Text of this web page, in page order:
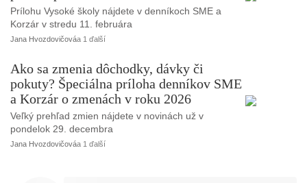
Prílohu Vysoké školy nájdete v denníkoch SME a
Korzár v stredu 11. februára
Jana Hvozdovičováa 1 ďalší
Ako sa zmenia dôchodky, dávky či
pokuty? Špeciálna príloha denníkov SME
a Korzár o zmenách v roku 2026
Veľký prehľad zmien nájdete v novinách už v
pondelok 29. decembra
Jana Hvozdovičováa 1 ďalší